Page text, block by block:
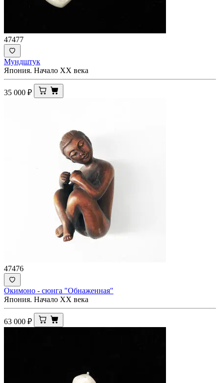
47477
Мундштук
Япония. Начало XX века
35 000 ₽
47476
Окимоно - сюнга "Обнаженная"
Япония. Начало XX века
63 000 ₽